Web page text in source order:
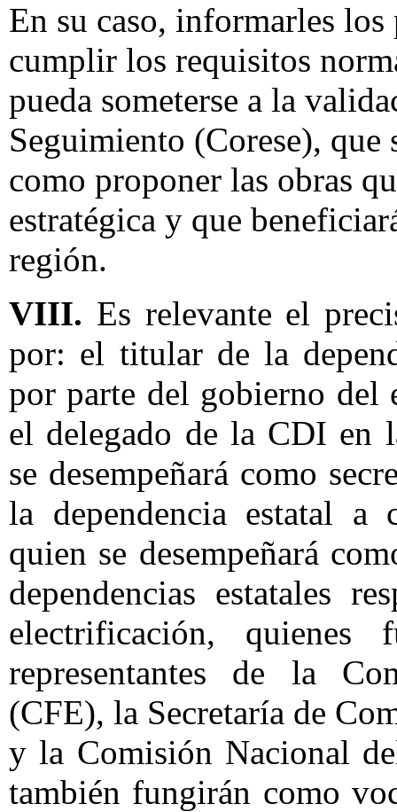
En su caso, informarles los
cumplir los requisitos
pueda someterse a la
Seguimiento (Corese), que
como proponer las obras
estratégica y que
región.
VIII. Es relevante el
por: el titular de la
por parte del gobierno del
el delegado de la CDI en
se desempeñará como
la dependencia estatal a
quien se desempeñará
dependencias estatales
electrificación,
representantes de la
(CFE), la Secretaría de
y la Comisión Nacional
también fungirán como